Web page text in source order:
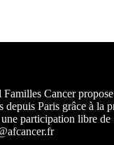
le cancer
sport adapté, art
annuelle est de 30
par atelier sans
Cancer
depuis Paris grâce à la
participation libre